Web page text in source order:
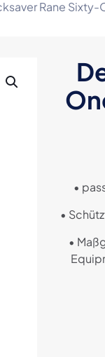
Rane Sixty-
•
•
•